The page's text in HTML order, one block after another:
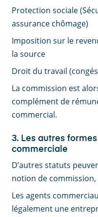
Protection sociale
assurance chômage)
Imposition sur le
la source
Droit du travail
La commission est
complément de
commercial.
3. Les autres
commerciale
D’autres statuts
notion de commission,
Les agents
légalement une